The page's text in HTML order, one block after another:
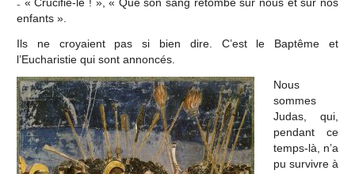
enfants ».
Ils ne croyaient pas si bien dire. C’est le Baptême et
l’Eucharistie qui sont annoncés.
Nous
sommes
Judas, qui,
pendant ce
temps-là, n’a
pu survivre à